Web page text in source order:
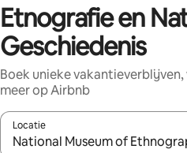
Etnografie en
Geschiedenis
Boek unieke
meer op Airbnb
Locatie
Wanneer er suggesties